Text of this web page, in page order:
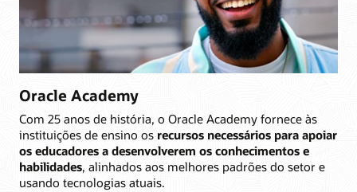
Oracle Academy
Com 25 anos de história, o Oracle Academy fornece às
instituições de ensino os recursos necessários para apoiar
os educadores a desenvolverem os conhecimentos e
habilidades, alinhados aos melhores padrões do setor e
usando tecnologias atuais.